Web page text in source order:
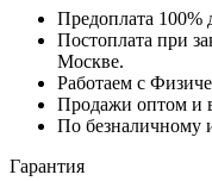
Предоплата 100%
Постоплата при
Москве.
Работаем с
Продажи оптом и
По безналичному
Гарантия